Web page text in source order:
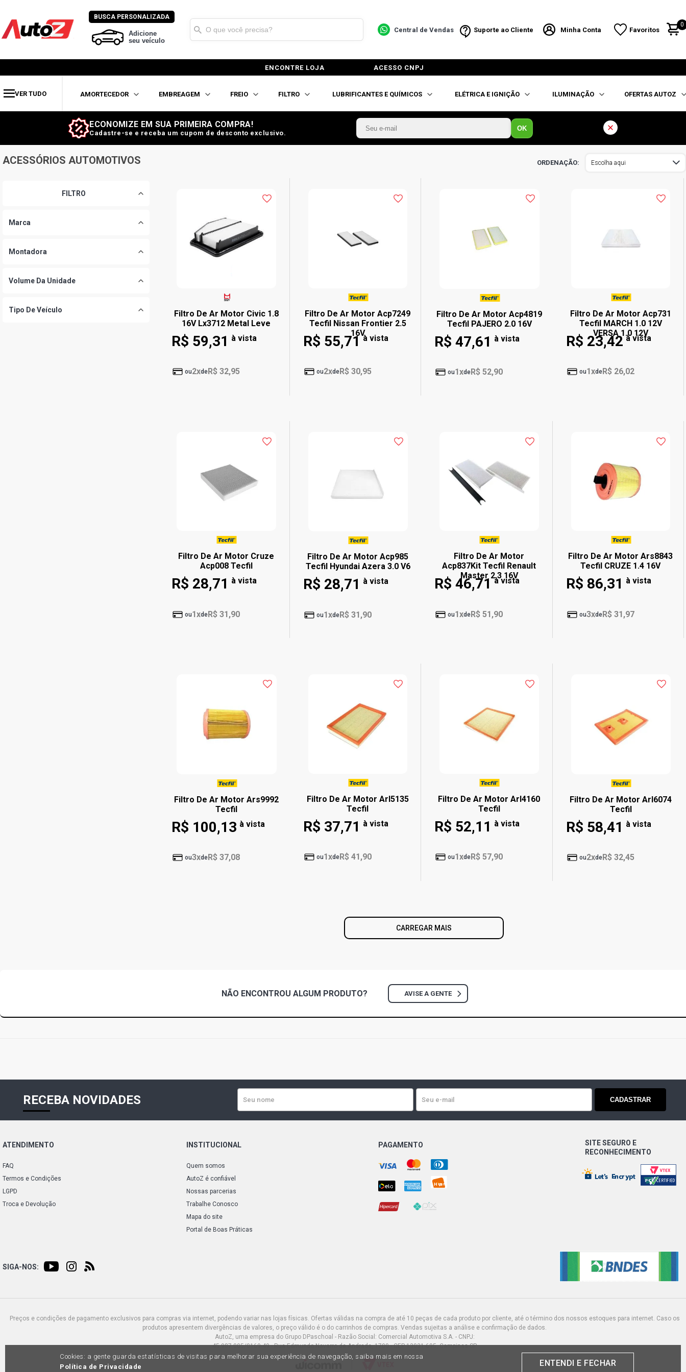
BUSCA PERSONALIZADA
Adicione
seu veículo
Central de Vendas Suporte ao Cliente Minha Conta Favoritos
0
ENCONTRE LOJA ACESSO CNPJ
VER TUDO AMORTECEDOR EMBREAGEM FREIO FILTRO LUBRIFICANTES E QUÍMICOS ELÉTRICA E IGNIÇÃO ILUMINAÇÃO OFERTAS AUTOZ
ECONOMIZE EM SUA PRIMEIRA COMPRA!
Cadastre-se e receba um cupom de desconto exclusivo.
OK
FILTRO DE AR DO MOTOR
ACESSÓRIOS AUTOMOTIVOS
FILTRO
Marca
Montadora
Volume Da Unidade
Tipo De Veículo
Escolha aqui
Filtro De Ar Motor Civic 1.8
16V Lx3712 Metal Leve
R$ 59,31 à vista
ou2xdeR$ 32,95
Filtro De Ar Motor Acp7249
Tecfil Nissan Frontier 2.5
16V
R$ 55,71 à vista
ou2xdeR$ 30,95
Filtro De Ar Motor Acp4819
Tecfil PAJERO 2.0 16V
R$ 47,61 à vista
ou1xdeR$ 52,90
Filtro De Ar Motor Acp731
Tecfil MARCH 1.0 12V
VERSA 1.0 12V
R$ 23,42 à vista
ou1xdeR$ 26,02
Filtro De Ar Motor Cruze
Acp008 Tecfil
R$ 28,71 à vista
ou1xdeR$ 31,90
Filtro De Ar Motor Acp985
Tecfil Hyundai Azera 3.0 V6
R$ 28,71 à vista
ou1xdeR$ 31,90
Filtro De Ar Motor
Acp837Kit Tecfil Renault
Master 2.3 16V
R$ 46,71 à vista
ou1xdeR$ 51,90
Filtro De Ar Motor Ars8843
Tecfil CRUZE 1.4 16V
R$ 86,31 à vista
ou3xdeR$ 31,97
Filtro De Ar Motor Ars9992
Tecfil
R$ 100,13 à vista
ou3xdeR$ 37,08
Filtro De Ar Motor Arl5135
Tecfil
R$ 37,71 à vista
ou1xdeR$ 41,90
Filtro De Ar Motor Arl4160
Tecfil
R$ 52,11 à vista
ou1xdeR$ 57,90
Filtro De Ar Motor Arl6074
Tecfil
R$ 58,41 à vista
ou2xdeR$ 32,45
CARREGAR MAIS
NÃO ENCONTROU ALGUM PRODUTO? AVISE A GENTE
RECEBA NOVIDADES CADASTRAR
ATENDIMENTO
FAQ
Termos e Condições
LGPD
Troca e Devolução
INSTITUCIONAL
Quem somos
AutoZ é confiável
Nossas parcerias
Trabalhe Conosco
Mapa do site
Portal de Boas Práticas
PAGAMENTO
SITE SEGURO E
RECONHECIMENTO
SIGA-NOS:
Preços e condições de pagamento exclusivos para compras via internet, podendo variar nas lojas físicas. Ofertas válidas na compra de até 10 peças de cada produto por cliente, até o término dos nossos estoques para internet. Caso os
produtos apresentem divergências de valores, o preço válido é o do carrinhos de compras. Vendas sujeitas a análise e confirmação de dados.
AutoZ, uma empresa do Grupo DPaschoal - Razão Social: Comercial Automotiva S.A. - CNPJ:
45.987.005/0169-49 - Rua Edmundo Navarro de Andrade, 1700 - CEP 13031-695, Campinas-SP
Cookies: a gente guarda estatísticas de visitas para melhorar sua experiência de navegação, saiba mais em nossa
Política de Privacidade
ENTENDI E FECHAR